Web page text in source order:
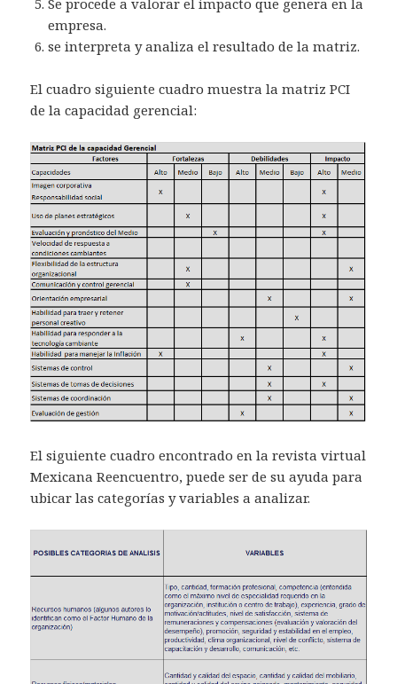
empresa.
se interpreta y analiza el resultado de la matriz.
El cuadro siguiente cuadro muestra la matriz PCI
de la capacidad gerencial:
El siguiente cuadro encontrado en la revista virtual
Mexicana Reencuentro, puede ser de su ayuda para
ubicar las categorías y variables a analizar.